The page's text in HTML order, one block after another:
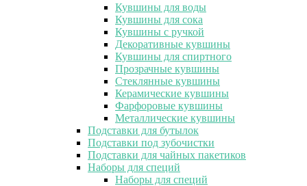
Кувшины для воды
Кувшины для сока
Кувшины с ручкой
Декоративные кувшины
Кувшины для спиртного
Прозрачные кувшины
Стеклянные кувшины
Керамические кувшины
Фарфоровые кувшины
Металлические кувшины
Подставки для бутылок
Подставки под зубочистки
Подставки для чайных пакетиков
Наборы для специй
Наборы для специй